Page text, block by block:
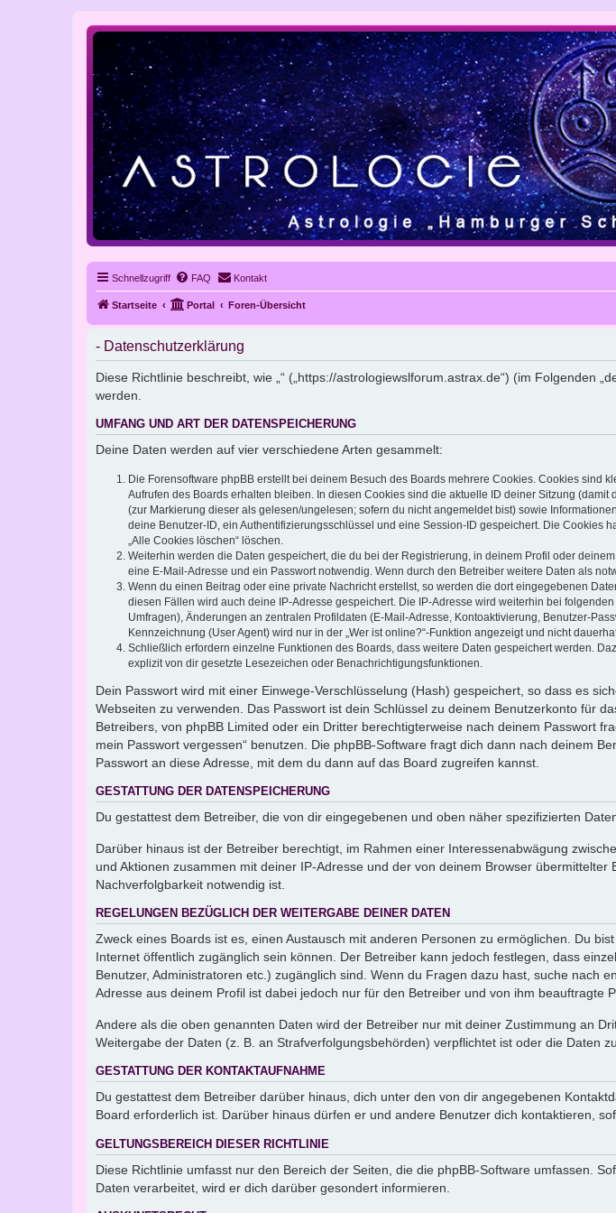
Schnellzugriff FAQ Kontakt
Startseite Portal Foren-Übersicht
- Datenschutzerklärung
Diese Richtlinie beschreibt, wie „“ („https://astrologiewslforum.astrax.de“) (im Folgenden
werden.
UMFANG UND ART DER DATENSPEICHERUNG
Deine Daten werden auf vier verschiedene Arten gesammelt:
Die Forensoftware phpBB erstellt bei deinem Besuch des Boards mehrere Cookies. Cookies
Aufrufen des Boards erhalten bleiben. In diesen Cookies sind die aktuelle ID deiner Sitzung
(zur Markierung dieser als gelesen/ungelesen; sofern du nicht angemeldet bist) sowie
deine Benutzer-ID, ein Authentifizierungsschlüssel und eine Session-ID gespeichert. Die Cookies
„Alle Cookies löschen“ löschen.
Weiterhin werden die Daten gespeichert, die du bei der Registrierung, in deinem Profil oder
eine E-Mail-Adresse und ein Passwort notwendig. Wenn durch den Betreiber weitere Daten als
Wenn du einen Beitrag oder eine private Nachricht erstellst, so werden die dort eingegebenen
diesen Fällen wird auch deine IP-Adresse gespeichert. Die IP-Adresse wird weiterhin bei
Umfragen), Änderungen an zentralen Profildaten (E-Mail-Adresse, Kontoaktivierung, Benutzer-
Kennzeichnung (User Agent) wird nur in der „Wer ist online?“-Funktion angezeigt und nicht
Schließlich erfordern einzelne Funktionen des Boards, dass weitere Daten gespeichert werden.
explizit von dir gesetzte Lesezeichen oder Benachrichtigungsfunktionen.
Dein Passwort wird mit einer Einwege-Verschlüsselung (Hash) gespeichert, so dass es
Webseiten zu verwenden. Das Passwort ist dein Schlüssel zu deinem Benutzerkonto für
Betreibers, von phpBB Limited oder ein Dritter berechtigterweise nach deinem Passwort
mein Passwort vergessen“ benutzen. Die phpBB-Software fragt dich dann nach deinem
Passwort an diese Adresse, mit dem du dann auf das Board zugreifen kannst.
GESTATTUNG DER DATENSPEICHERUNG
Du gestattest dem Betreiber, die von dir eingegebenen und oben näher spezifizierten
Darüber hinaus ist der Betreiber berechtigt, im Rahmen einer Interessenabwägung
und Aktionen zusammen mit deiner IP-Adresse und der von deinem Browser
Nachverfolgbarkeit notwendig ist.
REGELUNGEN BEZÜGLICH DER WEITERGABE DEINER DATEN
Zweck eines Boards ist es, einen Austausch mit anderen Personen zu ermöglichen. Du
Internet öffentlich zugänglich sein können. Der Betreiber kann jedoch festlegen, dass
Benutzer, Administratoren etc.) zugänglich sind. Wenn du Fragen dazu hast, suche nach
Adresse aus deinem Profil ist dabei jedoch nur für den Betreiber und von ihm beauftragte
Andere als die oben genannten Daten wird der Betreiber nur mit deiner Zustimmung an
Weitergabe der Daten (z. B. an Strafverfolgungsbehörden) verpflichtet ist oder die Daten
GESTATTUNG DER KONTAKTAUFNAHME
Du gestattest dem Betreiber darüber hinaus, dich unter den von dir angegebenen
Board erforderlich ist. Darüber hinaus dürfen er und andere Benutzer dich kontaktieren,
GELTUNGSBEREICH DIESER RICHTLINIE
Diese Richtlinie umfasst nur den Bereich der Seiten, die die phpBB-Software umfassen.
Daten verarbeitet, wird er dich darüber gesondert informieren.